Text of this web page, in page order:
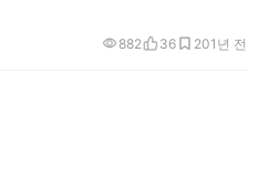
1년 전
882 36 20